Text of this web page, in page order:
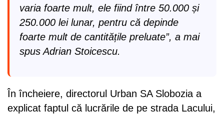
varia foarte mult, ele fiind între 50.000 și
250.000 lei lunar, pentru că depinde
foarte mult de cantitățile preluate”, a mai
spus Adrian Stoicescu.
În încheiere, directorul Urban SA Slobozia a
explicat faptul că lucrările de pe strada Lacului,